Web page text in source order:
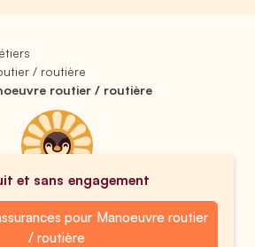
/ routière
routier / routière
et sans engagement
pour Manoeuvre routier
/ routière